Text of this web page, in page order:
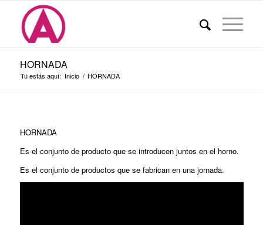
HORNADA
Tú estás aquí: Inicio / HORNADA
HORNADA
Es el conjunto de producto que se introducen juntos en el horno.
Es el conjunto de productos que se fabrican en una jornada.